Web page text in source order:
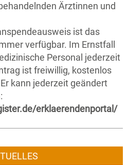
Ärztinnen und
ist das
verfügbar. Im Ernstfall
Personal jederzeit
ist freiwillig, kostenlos
kann jederzeit geändert
erklaerendenportal/